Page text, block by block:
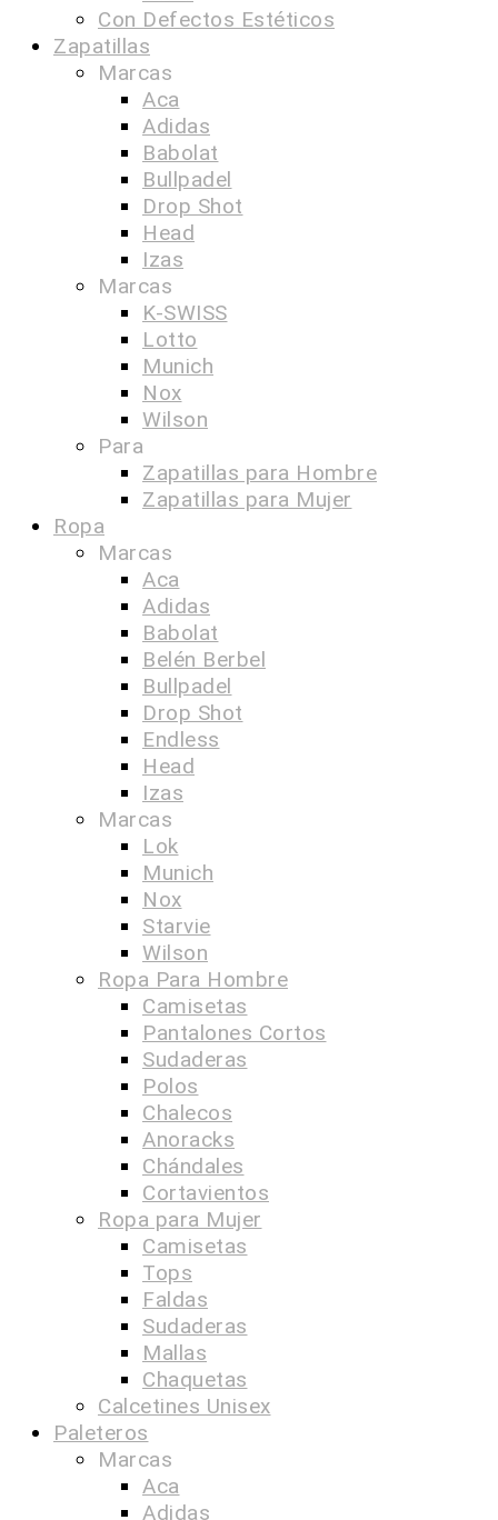
Con Defectos Estéticos
Zapatillas
Marcas
Aca
Adidas
Babolat
Bullpadel
Drop Shot
Head
Izas
Marcas
K-SWISS
Lotto
Munich
Nox
Wilson
Para
Zapatillas para Hombre
Zapatillas para Mujer
Ropa
Marcas
Aca
Adidas
Babolat
Belén Berbel
Bullpadel
Drop Shot
Endless
Head
Izas
Marcas
Lok
Munich
Nox
Starvie
Wilson
Ropa Para Hombre
Camisetas
Pantalones Cortos
Sudaderas
Polos
Chalecos
Anoracks
Chándales
Cortavientos
Ropa para Mujer
Camisetas
Tops
Faldas
Sudaderas
Mallas
Chaquetas
Calcetines Unisex
Paleteros
Marcas
Aca
Adidas